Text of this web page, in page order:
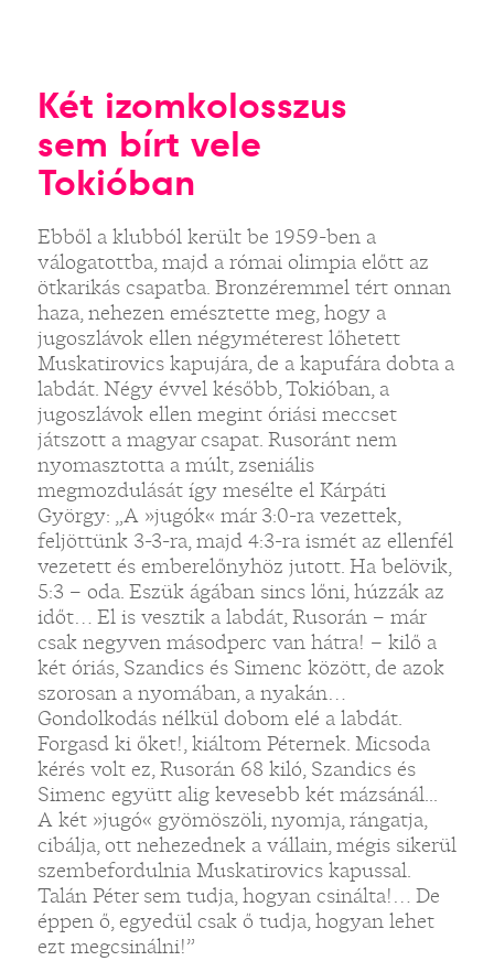
Két izomkolosszus
sem bírt vele
Tokióban
Ebből a klubból került be 1959-ben a
válogatottba, majd a római olimpia előtt az
ötkarikás csapatba. Bronzéremmel tért onnan
haza, nehezen emésztette meg, hogy a
jugoszlávok ellen négyméterest lőhetett
Muskatirovics kapujára, de a kapufára dobta a
labdát. Négy évvel később, Tokióban, a
jugoszlávok ellen megint óriási meccset
játszott a magyar csapat. Rusoránt nem
nyomasztotta a múlt, zseniális
megmozdulását így mesélte el Kárpáti
György: „A »jugók« már 3:0-ra vezettek,
feljöttünk 3-3-ra, majd 4:3-ra ismét az ellenfél
vezetett és emberelőnyhöz jutott. Ha belövik,
5:3 – oda. Eszük ágában sincs lőni, húzzák az
időt… El is vesztik a labdát, Rusorán – már
csak negyven másodperc van hátra! – kilő a
két óriás, Szandics és Simenc között, de azok
szorosan a nyomában, a nyakán…
Gondolkodás nélkül dobom elé a labdát.
Forgasd ki őket!, kiáltom Péternek. Micsoda
kérés volt ez, Rusorán 68 kiló, Szandics és
Simenc együtt alig kevesebb két mázsánál...
A két »jugó« gyömöszöli, nyomja, rángatja,
cibálja, ott nehezednek a vállain, mégis sikerül
szembefordulnia Muskatirovics kapussal.
Talán Péter sem tudja, hogyan csinálta!… De
éppen ő, egyedül csak ő tudja, hogyan lehet
ezt megcsinálni!”